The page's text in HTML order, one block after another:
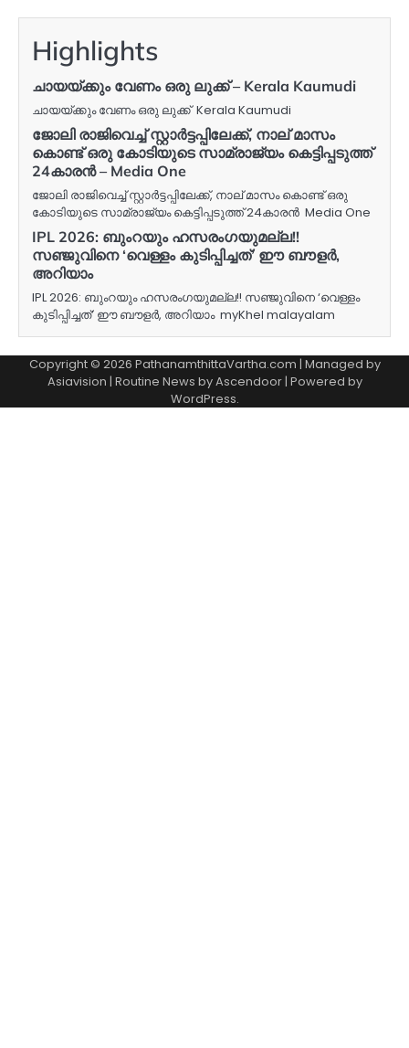
Highlights
ചായയ്ക്കും വേണം ഒരു ലുക്ക് – Kerala Kaumudi
ചായയ്ക്കും വേണം ഒരു ലുക്ക് Kerala Kaumudi
ജോലി രാജിവെച്ച് സ്റ്റാർട്ടപ്പിലേക്ക്, നാല് മാസം
കൊണ്ട് ഒരു കോടിയുടെ സാമ്രാജ്യം കെട്ടിപ്പടുത്ത്
24കാരൻ – Media One
ജോലി രാജിവെച്ച് സ്റ്റാർട്ടപ്പിലേക്ക്, നാല് മാസം കൊണ്ട് ഒരു
കോടിയുടെ സാമ്രാജ്യം കെട്ടിപ്പടുത്ത് 24കാരൻ Media One
IPL 2026: ബുംറയും ഹസരംഗയുമല്ല!!
സഞ്ജുവിനെ ‘വെള്ളം കുടിപ്പിച്ചത്’ ഈ ബൗളര്‍,
അറിയാം
IPL 2026: ബുംറയും ഹസരംഗയുമല്ല!! സഞ്ജുവിനെ ‘വെള്ളം
കുടിപ്പിച്ചത്’ ഈ ബൗളര്‍, അറിയാം myKhel malayalam
Copyright © 2026 PathanamthittaVartha.com | Managed by
Asiavision | Routine News byAscendoor| Powered by
WordPress.